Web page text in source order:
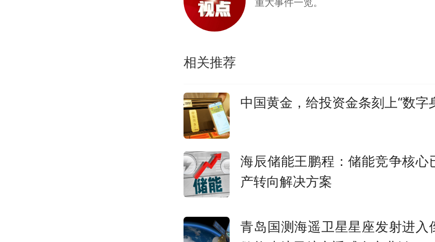
模型审核能力、训练语料安全、AI数据
高频回归测试等针对性整改。江苏网
开设AI应用乱象专项举报窗口，收集AI
投毒、未落实生成合成内容标识要求
违法违规情形举报线索，及时核实处
广东网信办建立属地多部门协调
制，综合运用技术巡查、人工复核、
督导、约谈惩戒方式开展AI应用乱象
相关推荐
中国黄金，给投资金条刻上“数字
海辰储能王鹏程：储能竞争核心
产转向解决方案
青岛国测海遥卫星星座发射进入